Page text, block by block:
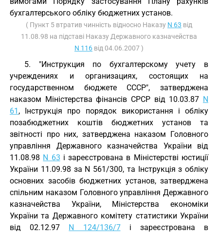
бухгалтерського обліку бюджетних установ.
( Пункт 5 втратив чинність відносно Наказу N 63 від
11.08.98 на підставі Наказу Державного казначейства
N 116 від 04.06.2007 )
5. "Инструкция по бухгалтерскому учету в
учреждениях и организациях, состоящих на
государственном бюджете СССР", затверджена
наказом Міністерства фінансів СРСР від 10.03.87 N
61 , Інструкція про порядок використання і обліку
позабюджетних коштів бюджетних установ та
звітності про них, затверджена наказом Головного
управління Державного казначейства України від
11.08.98 N 63 і зареєстрована в Міністерстві юстиції
України 11.09.98 за N 561/300, та Інструкція з обліку
основних засобів бюджетних установ, затверджена
спільним наказом Головного управління Державного
казначейства України, Міністерства економіки
України та Державного комітету статистики України
від 02.12.97 N 124/136/7і зареєстрована в